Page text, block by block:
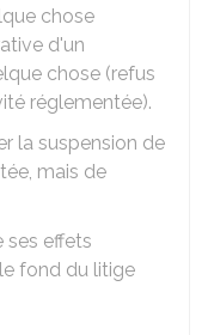
chose
d'un
chose (refus
réglementée).
la suspension de
mais de
ses effets
fond du litige